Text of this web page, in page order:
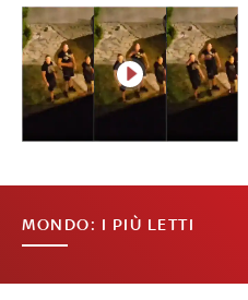
MONDO: I PIÙ LETTI